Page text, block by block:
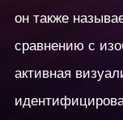
он также
сравнению с
активная